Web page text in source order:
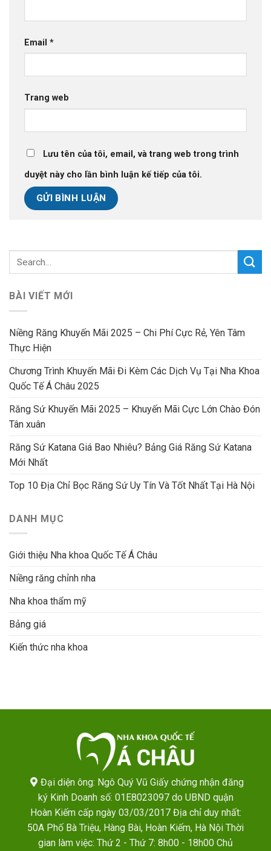
Email *
Trang web
Lưu tên của tôi, email, và trang web trong trình
duyệt này cho lần bình luận kế tiếp của tôi.
BÀI VIẾT MỚI
Niềng Răng Khuyến Mãi 2025 – Chi Phí Cực Rẻ, Yên Tâm
Thực Hiện
Chương Trình Khuyến Mãi Đi Kèm Các Dịch Vụ Tại Nha Khoa
Quốc Tế Á Châu 2025
Răng Sứ Khuyến Mãi 2025 – Khuyến Mãi Cực Lớn Chào Đón
Tân xuân
Răng Sứ Katana Giá Bao Nhiêu? Bảng Giá Răng Sứ Katana
Mới Nhất
Top 10 Địa Chỉ Bọc Răng Sứ Uy Tín Và Tốt Nhất Tại Hà Nội
DANH MỤC
Giới thiệu Nha khoa Quốc Tế Á Châu
Niềng răng chỉnh nha
Nha khoa thẩm mỹ
Bảng giá
Kiến thức nha khoa
Đại diện ông: Ngô Quý Vũ Giấy chứng nhận đăng
ký Kinh Doanh số: 01E8023097 do UBND quận
Hoàn Kiếm cấp ngày 03/03/2017 Địa chỉ duy nhất:
50A Phố Bà Triệu, Hàng Bài, Hoàn Kiếm, Hà Nội Thời
gian làm việc: Thứ 2 - Thứ 7: 8h00 - 18h00 Chủ